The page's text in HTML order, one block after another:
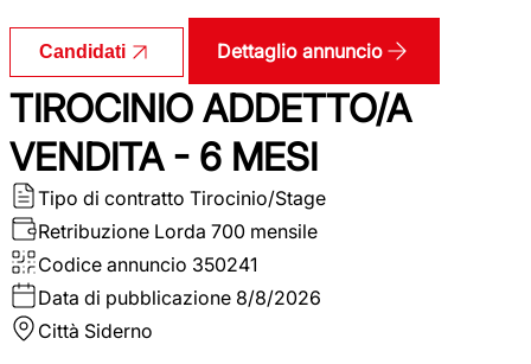
Candidati Dettaglio annuncio
TIROCINIO ADDETTO/A
VENDITA - 6 MESI
Tipo di contratto Tirocinio/Stage
Retribuzione Lorda 700 mensile
Codice annuncio 350241
Data di pubblicazione 8/8/2026
Città Siderno